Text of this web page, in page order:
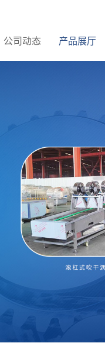
公司动态 产品展厅